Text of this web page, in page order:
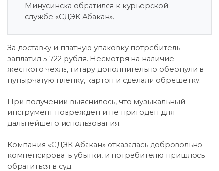
Минусинска обратился к курьерской
службе «СДЭК Абакан».
За доставку и платную упаковку потребитель
заплатил 5 722 рубля. Несмотря на наличие
жесткого чехла, гитару дополнительно обернули в
пупырчатую пленку, картон и сделали обрешетку.
При получении выяснилось, что музыкальный
инструмент поврежден и не пригоден для
дальнейшего использования.
Компания «СДЭК Абакан» отказалась добровольно
компенсировать убытки, и потребителю пришлось
обратиться в суд.